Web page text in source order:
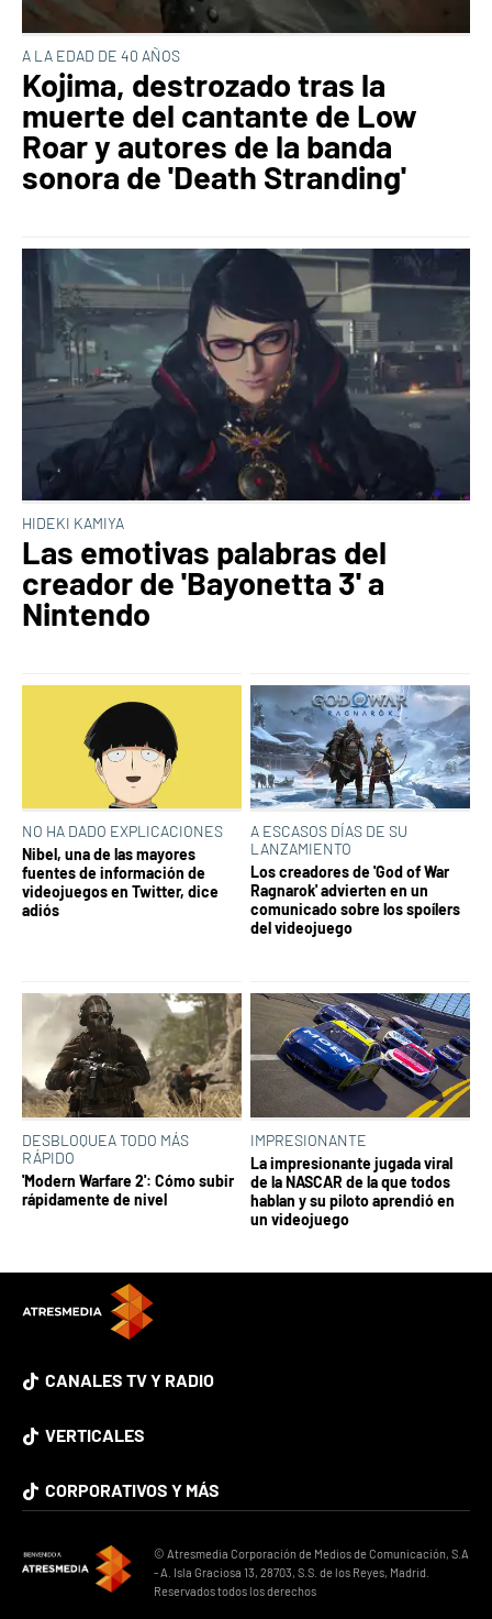
A LA EDAD DE 40 AÑOS
Kojima, destrozado tras la
muerte del cantante de Low
Roar y autores de la banda
sonora de 'Death Stranding'
HIDEKI KAMIYA
Las emotivas palabras del
creador de 'Bayonetta 3' a
Nintendo
NO HA DADO EXPLICACIONES
Nibel, una de las mayores
fuentes de información de
videojuegos en Twitter, dice
adiós
A ESCASOS DÍAS DE SU
LANZAMIENTO
Los creadores de 'God of War
Ragnarok' advierten en un
comunicado sobre los spoílers
del videojuego
DESBLOQUEA TODO MÁS
RÁPIDO
'Modern Warfare 2': Cómo subir
rápidamente de nivel
IMPRESIONANTE
La impresionante jugada viral
de la NASCAR de la que todos
hablan y su piloto aprendió en
un videojuego
CANALES TV Y RADIO
VERTICALES
CORPORATIVOS Y MÁS
© Atresmedia Corporación de Medios de Comunicación, S.A
- A. Isla Graciosa 13, 28703, S.S. de los Reyes, Madrid.
Reservados todos los derechos